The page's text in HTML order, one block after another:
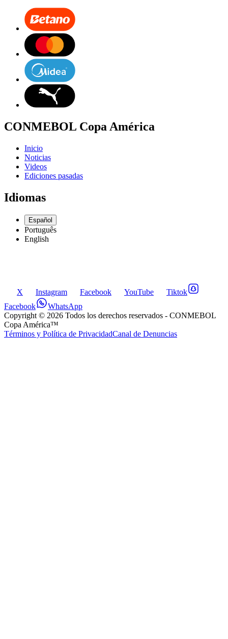
CONMEBOL Copa América
Inicio
Noticias
Videos
Ediciones pasadas
Idiomas
Español
Português
English
X Instagram Facebook YouTube
Tiktok
Facebook
WhatsApp
Copyright © 2026 Todos los derechos reservados - CONMEBOL
Copa América™
Términos y Política de PrivacidadCanal de Denuncias